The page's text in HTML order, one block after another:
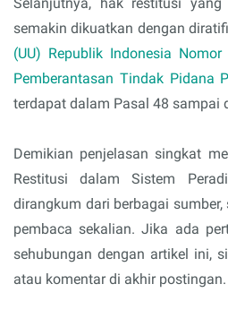
semakin dikuatkan dengan
(UU) Republik Indonesia
Pemberantasan Tindak Pidana
terdapat dalam Pasal 48 sampai
Demikian penjelasan singkat
Restitusi dalam Sistem
dirangkum dari berbagai
pembaca sekalian. Jika ada
sehubungan dengan artikel ini,
atau komentar di akhir